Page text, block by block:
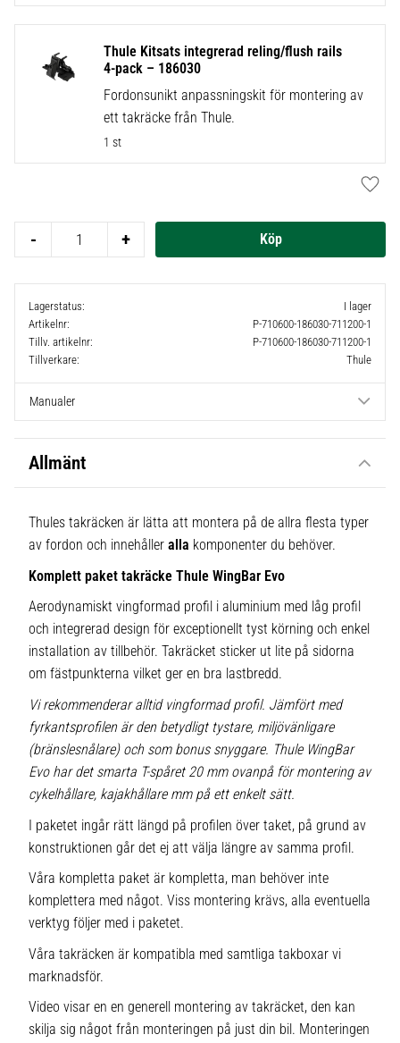
Thule Kitsats integrerad reling/flush rails
4-pack – 186030
Fordonsunikt anpassningskit för montering av
ett takräcke från Thule.
1 st
+
-
Lagerstatus
I lager
Artikelnr
P-710600-186030-711200-1
Tillv. artikelnr
P-710600-186030-711200-1
Tillverkare
Thule
Manualer
Allmänt
Thules takräcken är lätta att montera på de allra flesta typer
av fordon och innehåller alla komponenter du behöver.
Komplett paket takräcke Thule WingBar Evo
Aerodynamiskt vingformad profil i aluminium med låg profil
och integrerad design för exceptionellt tyst körning och enkel
installation av tillbehör. Takräcket sticker ut lite på sidorna
om fästpunkterna vilket ger en bra lastbredd.
Vi rekommenderar alltid vingformad profil. Jämfört med
fyrkantsprofilen är den betydligt tystare, miljövänligare
(bränslesnålare) och som bonus snyggare. Thule WingBar
Evo har det smarta T-spåret 20 mm ovanpå för montering av
cykelhållare, kajakhållare mm på ett enkelt sätt.
I paketet ingår rätt längd på profilen över taket, på grund av
konstruktionen går det ej att välja längre av samma profil.
Våra kompletta paket är kompletta, man behöver inte
komplettera med något. Viss montering krävs, alla eventuella
verktyg följer med i paketet.
Våra takräcken är kompatibla med samtliga takboxar vi
marknadsför.
Video visar en en generell montering av takräcket, den kan
skilja sig något från monteringen på just din bil. Monteringen